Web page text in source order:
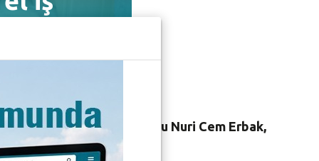
Bursa Fahri Konsolosu Nuri Cem Erbak,
bulundu.